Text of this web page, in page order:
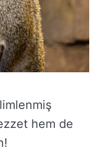
hem de